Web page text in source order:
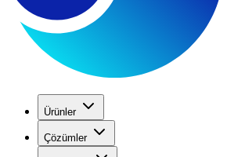
Ürünler
Çözümler